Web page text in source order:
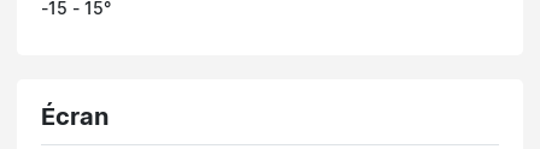
-15 - 15°
Écran